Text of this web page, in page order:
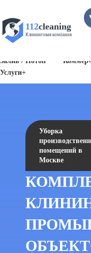
112cleaning
Клининговая компания
Залив / Потоп
Услуги+
Уборка
помещений в
Москве